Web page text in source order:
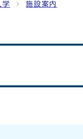
学 施設案内